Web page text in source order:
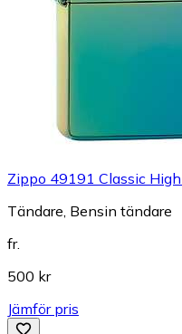
Zippo 49191 Classic
Tändare, Bensin tändare
fr.
500 kr
Jämför pris